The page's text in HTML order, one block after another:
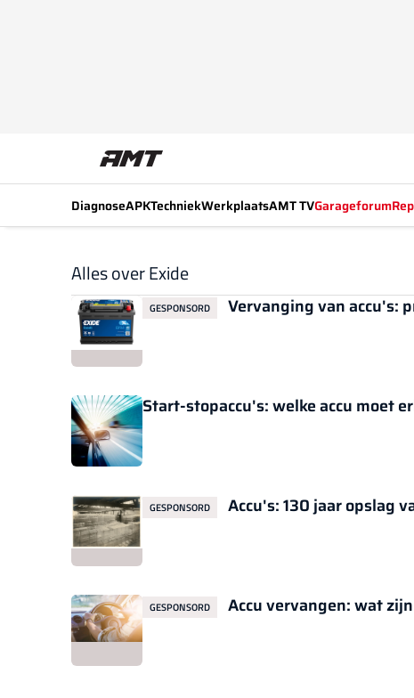
DiagnoseAPKTechniekWerkplaatsAMT TVGarageforum
Alles over Exide
GESPONSORD Vervanging van accu's:
Start-stopaccu's: welke accu moet
GESPONSORD Accu's: 130 jaar opslag
GESPONSORD Accu vervangen: wat